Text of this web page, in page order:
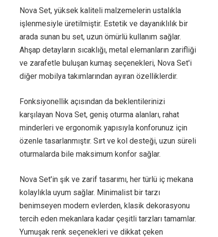
Nova Set, yüksek kaliteli malzemelerin ustalıkla
işlenmesiyle üretilmiştir. Estetik ve dayanıklılık bir
arada sunan bu set, uzun ömürlü kullanım sağlar.
Ahşap detayların sıcaklığı, metal elemanların zarifliği
ve zarafetle buluşan kumaş seçenekleri, Nova Set'i
diğer mobilya takımlarından ayıran özelliklerdir.
Fonksiyonellik açısından da beklentilerinizi
karşılayan Nova Set, geniş oturma alanları, rahat
minderleri ve ergonomik yapısıyla konforunuz için
özenle tasarlanmıştır. Sırt ve kol desteği, uzun süreli
oturmalarda bile maksimum konfor sağlar.
Nova Set'in şık ve zarif tasarımı, her türlü iç mekana
kolaylıkla uyum sağlar. Minimalist bir tarzı
benimseyen modern evlerden, klasik dekorasyonu
tercih eden mekanlara kadar çeşitli tarzları tamamlar.
Yumuşak renk seçenekleri ve dikkat çeken